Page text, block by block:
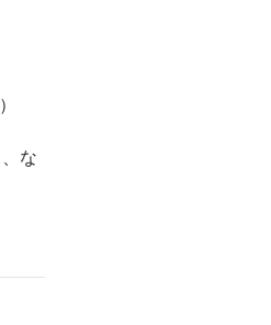
な